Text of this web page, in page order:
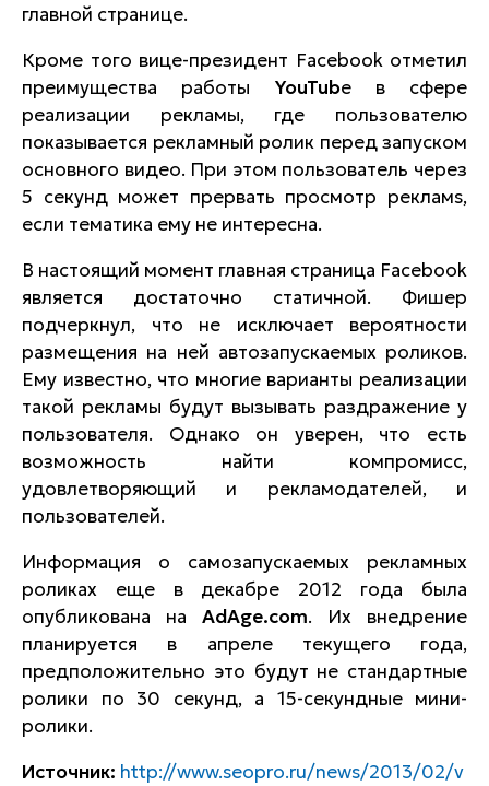
главной странице.
Кроме того вице-президент Facebook отметил
преимущества работы YouTube в сфере
реализации рекламы, где пользователю
показывается рекламный ролик перед запуском
основного видео. При этом пользователь через
5 секунд может прервать просмотр рекламs,
если тематика ему не интересна.
В настоящий момент главная страница Facebook
является достаточно статичной. Фишер
подчеркнул, что не исключает вероятности
размещения на ней автозапускаемых роликов.
Ему известно, что многие варианты реализации
такой рекламы будут вызывать раздражение у
пользователя. Однако он уверен, что есть
возможность найти компромисс,
удовлетворяющий и рекламодателей, и
пользователей.
Информация о самозапускаемых рекламных
роликах еще в декабре 2012 года была
опубликована на AdAge.com. Их внедрение
планируется в апреле текущего года,
предположительно это будут не стандартные
ролики по 30 секунд, а 15-секундные мини-
ролики.
Источник: http://www.seopro.ru/news/2013/02/v